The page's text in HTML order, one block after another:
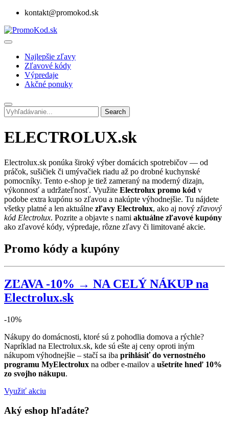
kontakt@promokod.sk
Najlepšie zľavy
Zľavové kódy
Výpredaje
Akčné ponuky
Search
ELECTROLUX.sk
Electrolux.sk ponúka široký výber domácich spotrebičov — od
práčok, sušičiek či umývačiek riadu až po drobné kuchynské
pomocníky. Tento e-shop je tiež zameraný na moderný dizajn,
výkonnosť a udržateľnosť. Využite Electrolux promo kód v
podobe extra kupónu so zľavou a nakúpte výhodnejšie. Tu nájdete
všetky platné a len aktuálne zľavy Electrolux, ako aj nový zľavový
kód Electrolux. Pozrite a objavte s nami aktuálne zľavové kupóny
ako zľavové kódy, výpredaje, rôzne zľavy či limitované akcie.
Promo kódy a kupóny
ZĽAVA -10% → NA CELÝ NÁKUP na
Electrolux.sk
-10%
Nákupy do domácnosti, ktoré sú z pohodlia domova a rýchle?
Napríklad na Electrolux.sk, kde sú ešte aj ceny oproti iným
nákupom výhodnejšie – stačí sa iba prihlásiť do vernostného
programu MyElectrolux na odber e-mailov a ušetríte hneď 10%
zo svojho nákupu.
Využiť akciu
Aký eshop hľadáte?